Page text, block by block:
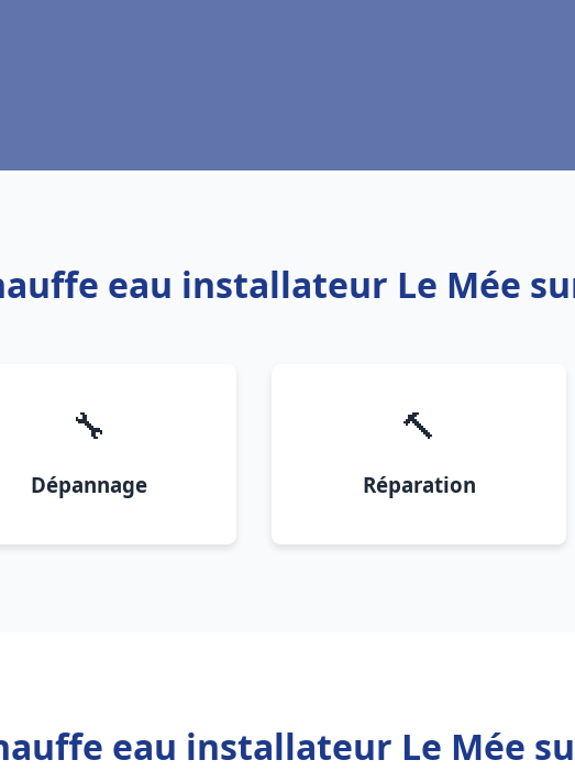
eau installateur Le Mée
🔧
Dépannage
🔨
Réparation
eau installateur Le Mée